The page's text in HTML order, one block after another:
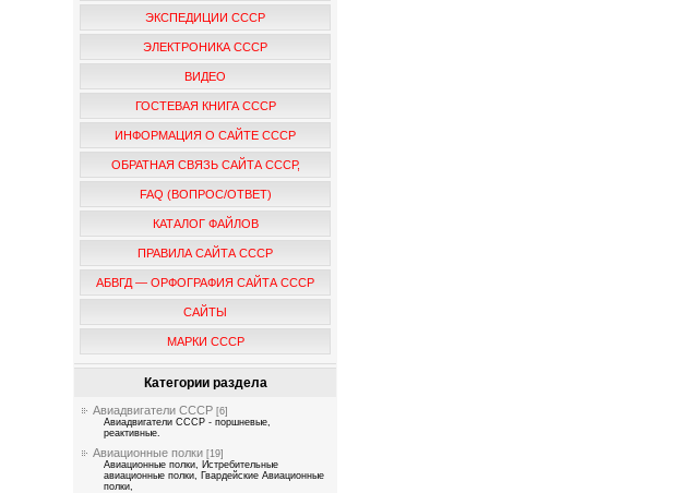
ЭКСПЕДИЦИИ СССР
ЭЛЕКТРОНИКА СССР
ВИДЕО
ГОСТЕВАЯ КНИГА СССР
ИНФОРМАЦИЯ О САЙТЕ СССР
ОБРАТНАЯ СВЯЗЬ САЙТА СССР,
FAQ (ВОПРОС/ОТВЕТ)
КАТАЛОГ ФАЙЛОВ
ПРАВИЛА САЙТА СССР
АБВГД — ОРФОГРАФИЯ САЙТА СССР
САЙТЫ
МАРКИ СССР
Категории раздела
Авиадвигатели СССР [6]
Авиадвигатели СССР - поршневые,
реактивные.
Авиационные полки [19]
Авиационные полки, Истребительные
авиационные полки, Гвардейские Авиационные
полки,